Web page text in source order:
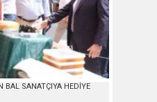
BAL SANATÇIYA HEDİYE